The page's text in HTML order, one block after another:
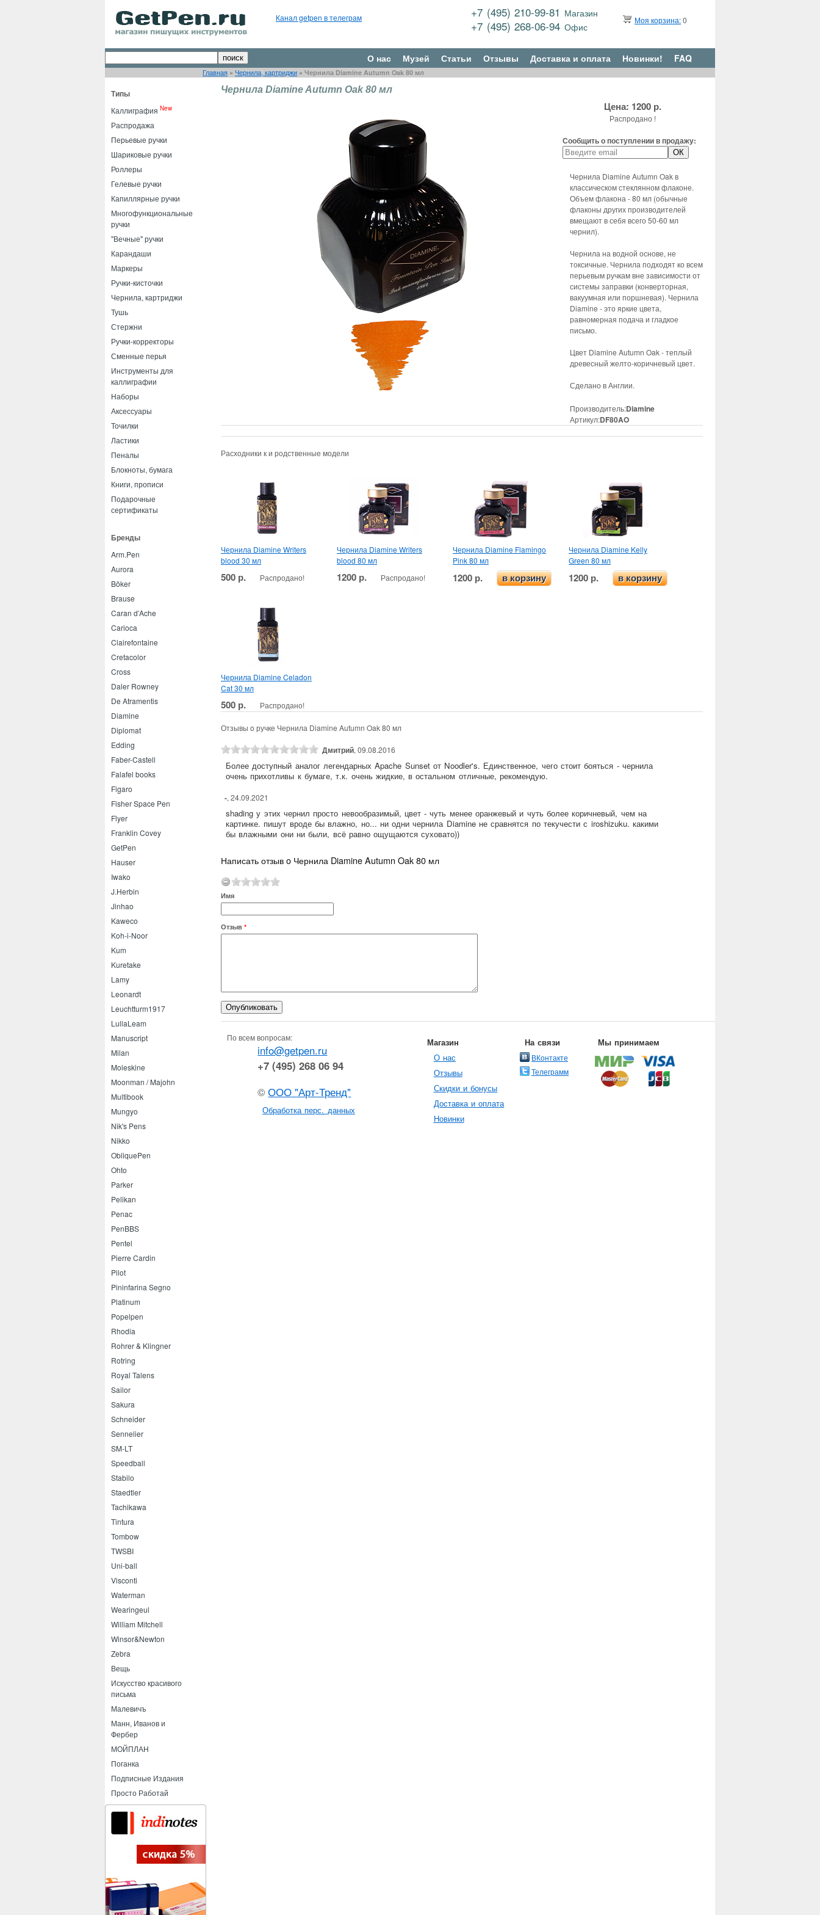
Канал getpen в телеграм +7 (495) 210-99-81 Магазин
+7 (495) 268-06-94Офис
Моя корзина:0
О нас Музей Статьи Отзывы Доставка и оплата Новинки! FAQ
Главная » Чернила, картриджи » Чернила Diamine Autumn Oak 80 мл
Типы
Каллиграфия New
Распродажа
Перьевые ручки
Шариковые ручки
Роллеры
Гелевые ручки
Капиллярные ручки
Многофункциональные
ручки
"Вечные" ручки
Карандаши
Маркеры
Ручки-кисточки
Чернила, картриджи
Тушь
Стержни
Ручки-корректоры
Сменные перья
Инструменты для
каллиграфии
Наборы
Аксессуары
Точилки
Ластики
Пеналы
Блокноты, бумага
Книги, прописи
Подарочные
сертификаты
Бренды
Arm.Pen
Aurora
Böker
Brause
Caran d’Ache
Carioca
Clairefontaine
Cretacolor
Cross
Daler Rowney
De Atramentis
Diamine
Diplomat
Edding
Faber-Castell
Falafel books
Figaro
Fisher Space Pen
Flyer
Franklin Covey
GetPen
Hauser
Iwako
J.Herbin
Jinhao
Kaweco
Koh-i-Noor
Kum
Kuretake
Lamy
Leonardt
Leuchtturm1917
LullaLeam
Manuscript
Milan
Moleskine
Moonman / Majohn
Multibook
Mungyo
Nik's Pens
Nikko
ObliquePen
Ohto
Parker
Pelikan
Penac
PenBBS
Pentel
Pierre Cardin
Pilot
Pininfarina Segno
Platinum
Popelpen
Rhodia
Rohrer & Klingner
Rotring
Royal Talens
Sailor
Sakura
Schneider
Sennelier
SM-LT
Speedball
Stabilo
Staedtler
Tachikawa
Tintura
Tombow
TWSBI
Uni-ball
Visconti
Waterman
Wearingeul
William Mitchell
Winsor&Newton
Zebra
Вещь
Искусство красивого
письма
Малевичъ
Манн, Иванов и
Фербер
МОЙПЛАН
Поганка
Подписные Издания
Просто Работай
Чернила Diamine Autumn Oak 80 мл
Цена: 1200 р.
Распродано !
Сообщить о поступлении в продажу:
Чернила Diamine Autumn Oak в
классическом стеклянном флаконе.
Объем флакона - 80 мл (обычные
флаконы других производителей
вмещают в себя всего 50-60 мл
чернил).
Чернила на водной основе, не
токсичные. Чернила подходят ко всем
перьевым ручкам вне зависимости от
системы заправки (конверторная,
вакуумная или поршневая). Чернила
Diamine - это яркие цвета,
равномерная подача и гладкое
письмо.
Цвет Diamine Autumn Oak - теплый
древесный желто-коричневый цвет.
Сделано в Англии.
Производитель:Diamine
Артикул:DF80AO
Расходники к и родственные модели
Чернила Diamine Writers
blood 30 мл
500 р. Распродано!
Чернила Diamine Writers
blood 80 мл
1200 р. Распродано!
Чернила Diamine Flamingo
Pink 80 мл
1200 р. в корзину
Чернила Diamine Kelly
Green 80 мл
1200 р. в корзину
Чернила Diamine Celadon
Cat 30 мл
500 р. Распродано!
Отзывы o ручке Чернила Diamine Autumn Oak 80 мл
Дмитрий, 09.08.2016
Более доступный аналог легендарных Apache Sunset от Noodler's. Единственное, чего стоит бояться - чернила
очень прихотливы к бумаге, т.к. очень жидкие, в остальном отличные, рекомендую.
-, 24.09.2021
shading у этих чернил просто невообразимый, цвет - чуть менее оранжевый и чуть более коричневый, чем на
картинке. пишут вроде бы влажно, но... ни одни чернила Diamine не сравнятся по текучести с iroshizuku. какими
бы влажными они ни были, всё равно ощущаются суховато))
Написать отзыв o Чернила Diamine Autumn Oak 80 мл
Имя
Отзыв *
По всем вопросам:
info@getpen.ru
+7 (495) 268 06 94
©ООО "Арт-Тренд"
Обработка перс. данных
Магазин
О нас
Отзывы
Скидки и бонусы
Доставка и оплата
Новинки
На связи
ВКонтакте
Телеграмм
Мы принимаем